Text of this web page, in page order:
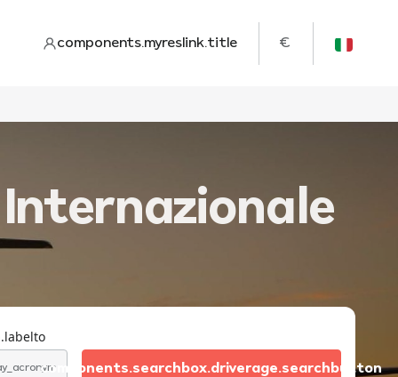
components.myreslink.title €
components.searchbox.driverage.searchbutton